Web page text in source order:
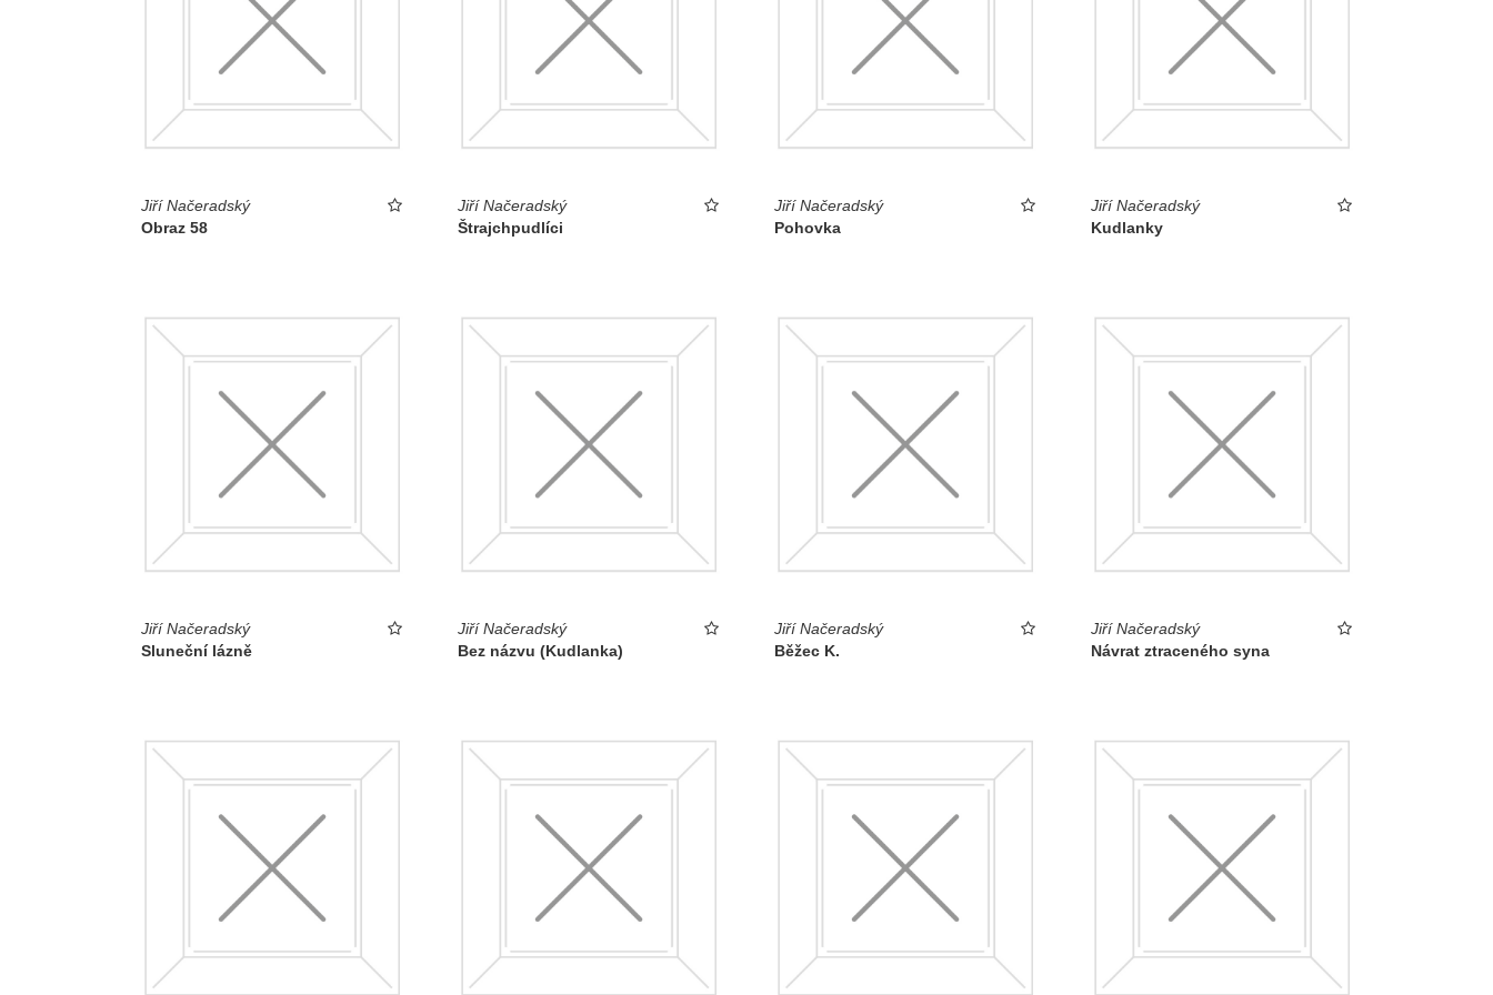
Jiří Načeradský
Obraz 58
Jiří Načeradský
Štrajchpudlíci
Jiří Načeradský
Pohovka
Jiří Načeradský
Kudlanky
Jiří Načeradský
Sluneční lázně
Jiří Načeradský
Bez názvu (Kudlanka)
Jiří Načeradský
Běžec K.
Jiří Načeradský
Návrat ztraceného syna